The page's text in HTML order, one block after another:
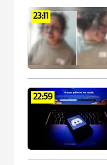
23:11
22:59